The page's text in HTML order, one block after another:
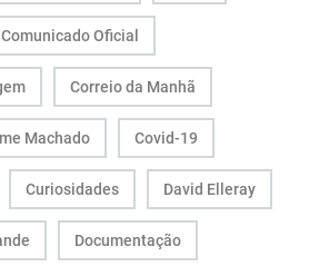
Comunicado Oficial
Correio da Manhã
Machado Covid-19
Curiosidades David Elleray
Documentação